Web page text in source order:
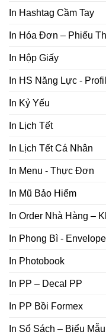
In Hashtag Cầm Tay
In Hóa Đơn – Phiếu
In Hộp Giấy
In HS Năng Lực -
In Kỷ Yếu
In Lịch Tết
In Lịch Tết Cá Nhân
In Menu - Thực Đơn
In Mũ Bảo Hiểm
In Order Nhà Hàng –
In Phong Bì -
In Photobook
In PP – Decal PP
In PP Bồi Formex
In Sổ Sách – Biểu